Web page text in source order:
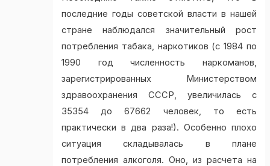
последние годы советской власти в нашей
стране наблюдался значительный рост
потребления табака, наркотиков (с 1984 по
1990 год численность наркоманов,
зарегистрированных Министерством
здравоохранения СССР, увеличилась с
35354 до 67662 человек, то есть
практически в два раза!). Особенно плохо
ситуация складывалась в плане
потребления алкоголя. Оно, из расчета на